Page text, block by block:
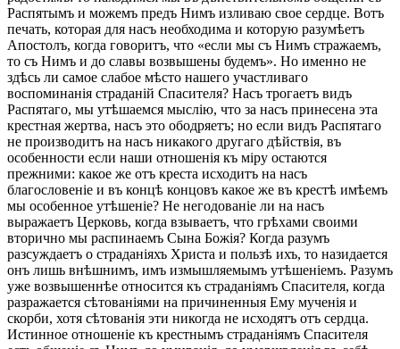
Распятымъ и можемъ предъ Нимъ изливаю свое сердце. Вотъ
печать, которая для насъ необходима и которую разумѣетъ
Апостолъ, когда говоритъ, что «если мы съ Нимъ стражаемъ,
то съ Нимъ и до славы возвышены будемъ». Но именно не
здѣсь ли самое слабое мѣсто нашего участливаго
воспоминанія страданій Спасителя? Насъ трогаетъ видъ
Распятаго, мы утѣшаемся мыслію, что за насъ принесена эта
крестная жертва, насъ это ободряетъ; но если видъ Распятаго
не производитъ на насъ никакого другаго дѣйствія, въ
особенности если наши отношенія къ міру остаются
прежними: какое же отъ креста исходитъ на насъ
благословеніе и въ концѣ концовъ какое же въ крестѣ имѣемъ
мы особенное утѣшеніе? Не негодованіе ли на насъ
выражаетъ Церковь, когда взываетъ, что грѣхами своими
вторично мы распинаемъ Сына Божія? Когда разумъ
разсуждаетъ о страданіяхъ Христа и пользѣ ихъ, то назидается
онъ лишь внѣшнимъ, имъ измышляемымъ утѣшеніемъ. Разумъ
уже возвышеннѣе относится къ страданіямъ Спасителя, когда
разражается сѣтованіями на причиненныя Ему мученія и
скорби, хотя сѣтованія эти никогда не исходятъ отъ сердца.
Истинное отношеніе къ крестнымъ страданіямъ Спасителя